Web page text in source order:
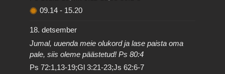
09.14 - 15.20
18. detsember
Jumal, uuenda meie olukord ja lase paista oma
pale, siis oleme päästetud! Ps 80:4
Ps 72:1,13-19;Gl 3:21-23;Js 62:6-7